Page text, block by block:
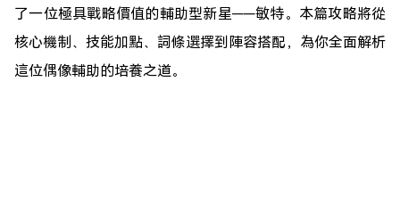
了一位極具戰略價值的輔助型新星——敏特。本篇攻略將從
核心機制、技能加點、詞條選擇到陣容搭配，為你全面解析
這位偶像輔助的培養之道。